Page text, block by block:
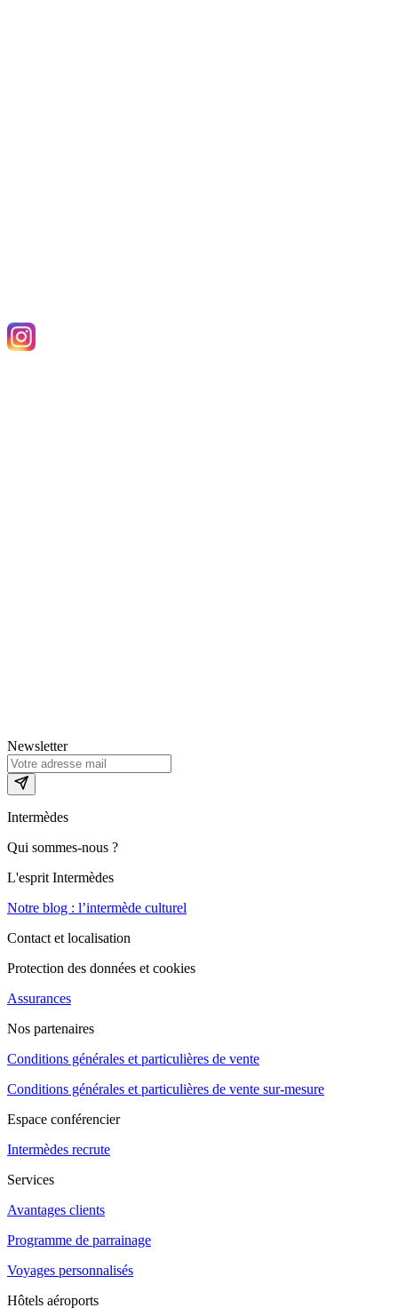
Newsletter
Intermèdes
Qui sommes-nous ?
L'esprit Intermèdes
Notre blog : l’intermède culturel
Contact et localisation
Protection des données et cookies
Assurances
Nos partenaires
Conditions générales et particulières de vente
Conditions générales et particulières de vente sur-mesure
Espace conférencier
Intermèdes recrute
Services
Avantages clients
Programme de parrainage
Voyages personnalisés
Hôtels aéroports